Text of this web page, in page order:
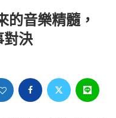
音樂精髓，
對決